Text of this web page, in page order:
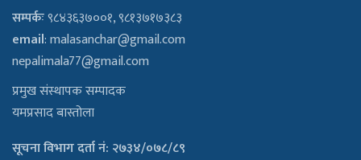
सम्पर्कः९८४३६३७००१, ९८१३७१७३८३
email:malasanchar@gmail.com
nepalimala77@gmail.com
प्रमुख संस्थापक सम्पादक
यमप्रसाद बास्तोला
सूचना विभाग दर्ता नं: २७३४/०७८/८९